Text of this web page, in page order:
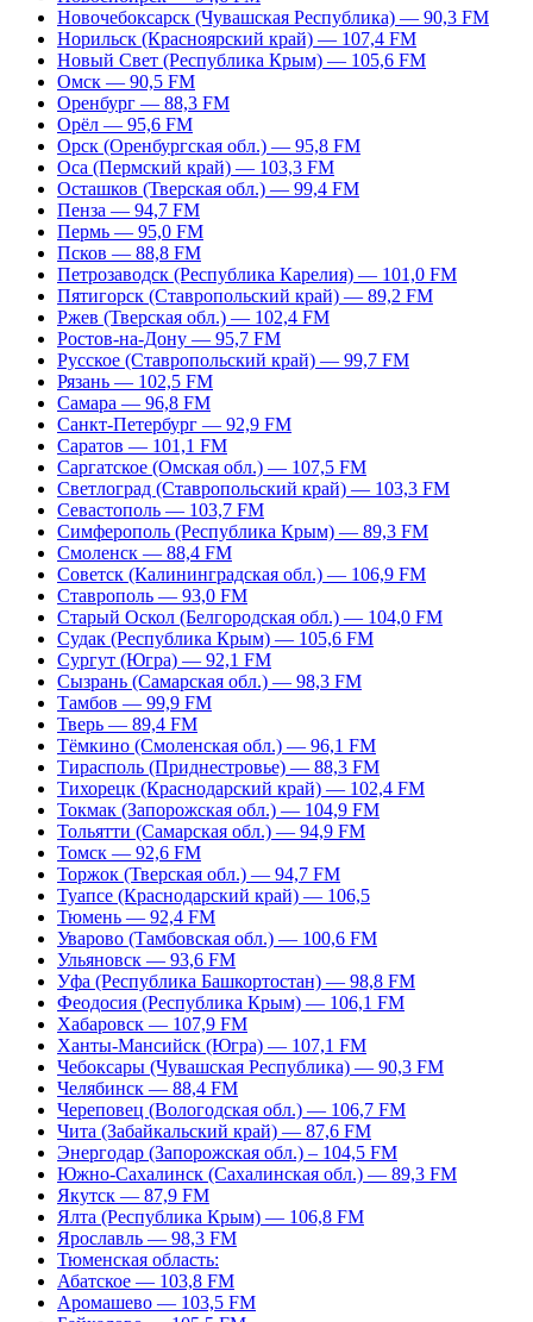
Новочебоксарск (Чувашская Республика) — 90,3 FM
Норильск (Красноярский край) — 107,4 FM
Новый Свет (Республика Крым) — 105,6 FM
Омск — 90,5 FM
Оренбург — 88,3 FM
Орёл — 95,6 FM
Орск (Оренбургская обл.) — 95,8 FM
Оса (Пермский край) — 103,3 FM
Осташков (Тверская обл.) — 99,4 FM
Пенза — 94,7 FM
Пермь — 95,0 FM
Псков — 88,8 FM
Петрозаводск (Республика Карелия) — 101,0 FM
Пятигорск (Ставропольский край) — 89,2 FM
Ржев (Тверская обл.) — 102,4 FM
Ростов-на-Дону — 95,7 FM
Русское (Ставропольский край) — 99,7 FM
Рязань — 102,5 FM
Самара — 96,8 FM
Санкт-Петербург — 92,9 FM
Саратов — 101,1 FM
Саргатское (Омская обл.) — 107,5 FM
Светлоград (Ставропольский край) — 103,3 FM
Севастополь — 103,7 FM
Симферополь (Республика Крым) — 89,3 FM
Смоленск — 88,4 FM
Советск (Калининградская обл.) — 106,9 FM
Ставрополь — 93,0 FM
Старый Оскол (Белгородская обл.) — 104,0 FM
Судак (Республика Крым) — 105,6 FM
Сургут (Югра) — 92,1 FM
Сызрань (Самарская обл.) — 98,3 FM
Тамбов — 99,9 FM
Тверь — 89,4 FM
Тёмкино (Смоленская обл.) — 96,1 FM
Тирасполь (Приднестровье) — 88,3 FM
Тихорецк (Краснодарский край) — 102,4 FM
Токмак (Запорожская обл.) — 104,9 FM
Тольятти (Самарская обл.) — 94,9 FM
Томск — 92,6 FM
Торжок (Тверская обл.) — 94,7 FM
Туапсе (Краснодарский край) — 106,5
Тюмень — 92,4 FM
Уварово (Тамбовская обл.) — 100,6 FM
Ульяновск — 93,6 FM
Уфа (Республика Башкортостан) — 98,8 FM
Феодосия (Республика Крым) — 106,1 FM
Хабаровск — 107,9 FM
Ханты-Мансийск (Югра) — 107,1 FM
Чебоксары (Чувашская Республика) — 90,3 FM
Челябинск — 88,4 FM
Череповец (Вологодская обл.) — 106,7 FM
Чита (Забайкальский край) — 87,6 FM
Энергодар (Запорожская обл.) – 104,5 FM
Южно-Сахалинск (Сахалинская обл.) — 89,3 FM
Якутск — 87,9 FM
Ялта (Республика Крым) — 106,8 FM
Ярославль — 98,3 FM
Тюменская область:
Абатское — 103,8 FM
Аромашево — 103,5 FM